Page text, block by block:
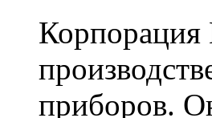
Корпорация
приборов.